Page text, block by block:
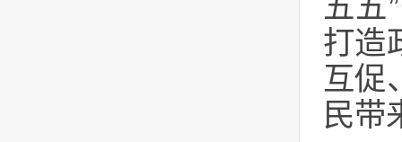
打造
互促
民带